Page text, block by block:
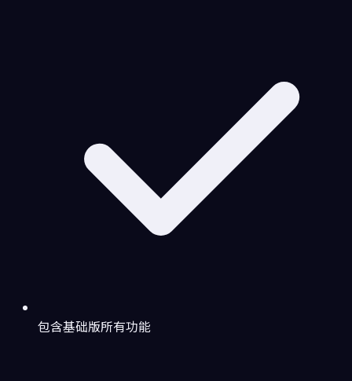
包含基础版所有功能